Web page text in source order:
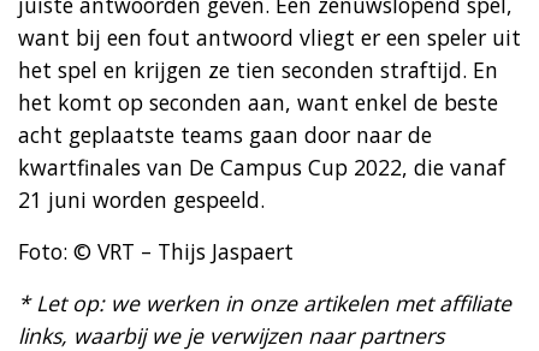
want bij een fout antwoord vliegt er een speler uit
het spel en krijgen ze tien seconden straftijd. En
het komt op seconden aan, want enkel de beste
acht geplaatste teams gaan door naar de
kwartfinales van De Campus Cup 2022, die vanaf
21 juni worden gespeeld. ​
Foto: © VRT – Thijs Jaspaert
* Let op: we werken in onze artikelen met affiliate
links, waarbij we je verwijzen naar partners